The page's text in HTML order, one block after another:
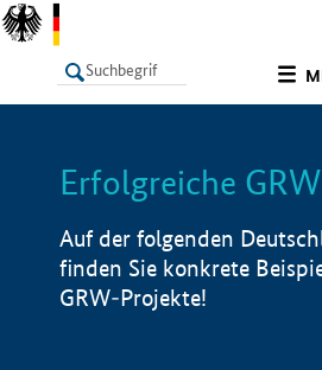
LISTE
Erfolgreiche
Auf der folgenden
finden Sie konkrete
GRW-Projekte!